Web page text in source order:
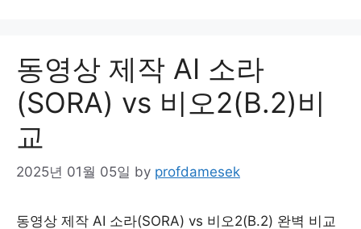
동영상 제작 AI 소라
(SORA) vs 비오2(B.2)비
교
2025년 01월 05일 by profdamesek
동영상 제작 AI 소라(SORA) vs 비오2(B.2) 완벽 비교